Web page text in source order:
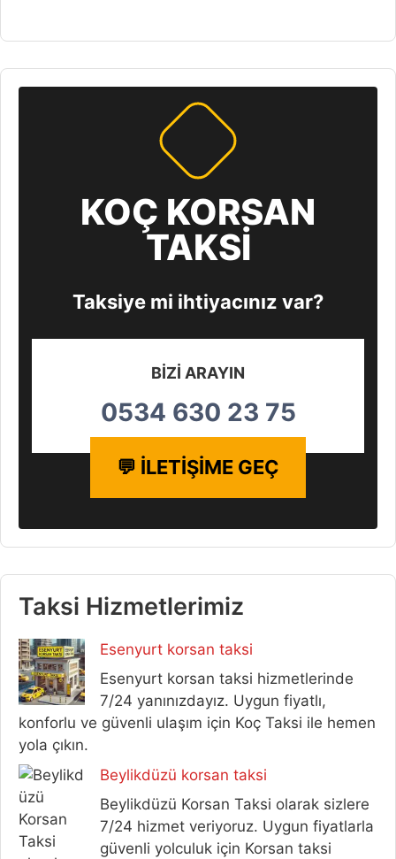
KOÇ KORSAN
TAKSİ
Taksiye mi ihtiyacınız var?
BİZİ ARAYIN
0534 630 23 75
💬 İLETİŞİME GEÇ
Taksi Hizmetlerimiz
Esenyurt korsan taksi
Esenyurt korsan taksi hizmetlerinde
7/24 yanınızdayız. Uygun fiyatlı,
konforlu ve güvenli ulaşım için Koç Taksi ile hemen
yola çıkın.
Beylikdüzü korsan taksi
Beylikdüzü Korsan Taksi olarak sizlere
7/24 hizmet veriyoruz. Uygun fiyatlarla
güvenli yolculuk için Korsan taksi